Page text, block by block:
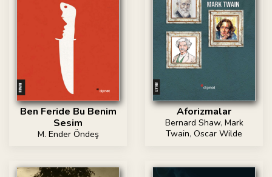
Ben Feride Bu Benim
Sesim
M. Ender Öndeş
Aforizmalar
Bernard Shaw, Mark
Twain, Oscar Wilde